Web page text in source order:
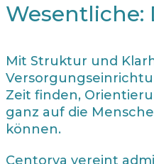
Wesentliche:
Mit Struktur und
Zeit finden,
ganz auf die
können.
Centorva vereint